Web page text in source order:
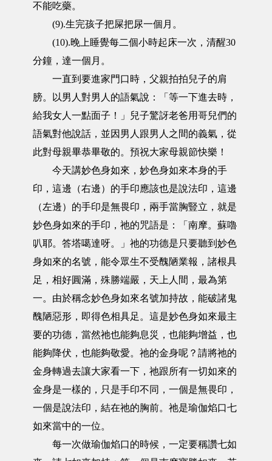
不能吃藥。
(9).生完孩子把屎把尿一個月。
(10).晚上睡覺每二個小時起床一次，清醒30
分鐘，達一個月。
一直到要進家門口時，父親拍拍兒子的肩
膀。以男人對男人的語氣說：「等一下進去時，
給我女人一點面子！」兒子驚訝老爸用哥兒們的
語氣對他說話，並因男人跟男人之間的義氣，從
此對母親畢恭畢敬的。預祝大家母親節快樂！
今天講妙色身如來，妙色身如來本身的手
印，這邊（右邊）的手印應該也是說法印，這邊
（左邊）的手印是無畏印，兩手當胸豎立，就是
妙色身如來的手印，祂的咒語是：「南摩。蘇嚕
叭耶。答塔噶達呀。」祂的功德是只要聽到妙色
身如來的名號，能令眾生不受醜陋業報，諸根具
足，相好圓滿，殊勝端嚴，天上人間，最為第
一。由於稱念妙色身如來名號加持故，能破諸鬼
醜陋惡形，即得色相具足。這是妙色身如來最主
要的功德，當然祂也能夠息災，也能夠增益，也
能夠降伏，也能夠敬愛。祂的金身呢？請將祂的
金身轉過去讓大家看一下，祂跟所有一切如來的
金身是一樣的，只是手印不同，一個是無畏印，
一個是說法印，結在祂的胸前。祂是瑜伽焰口七
如來當中的一位。
每一次做瑜伽焰口的時候，一定要稱讚七如